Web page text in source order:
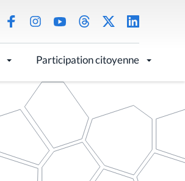
Participation citoyenne